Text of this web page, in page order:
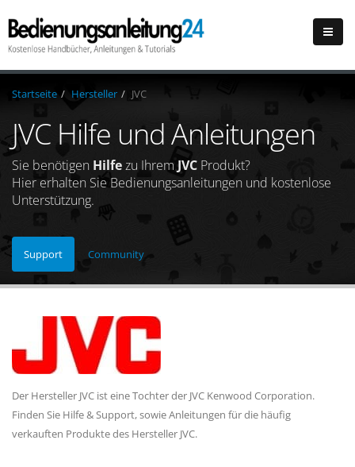
Startseite Hersteller JVC
JVC Hilfe und Anleitungen
Sie benötigen Hilfezu Ihrem JVC Produkt?
Hier erhalten Sie Bedienungsanleitungen und kostenlose
Unterstützung.
Support Community
Der Hersteller JVC ist eine Tochter der JVC Kenwood Corporation.
Finden Sie Hilfe & Support, sowie Anleitungen für die häufig
verkauften Produkte des Hersteller JVC.